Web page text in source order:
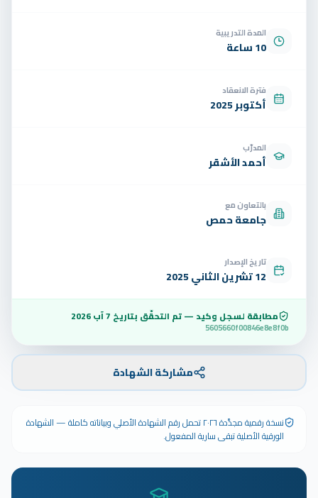
المدة التدريبية
10 ساعة
فترة الانعقاد
أكتوبر 2025
المدرّب
أحمد الأشقر
بالتعاون مع
جامعة حمص
تاريخ الإصدار
12 تشرين الثاني 2025
مطابقة لسجل وكيد — تم التحقّق بتاريخ 7 آب 2026
5605660f00846e8e8f0b
مشاركة الشهادة
نسخة رقمية مجدَّدة ٢٠٢٦ تحمل رقم الشهادة الأصلي وبياناته كاملة — الشهادة
الورقية الأصلية تبقى سارية المفعول.